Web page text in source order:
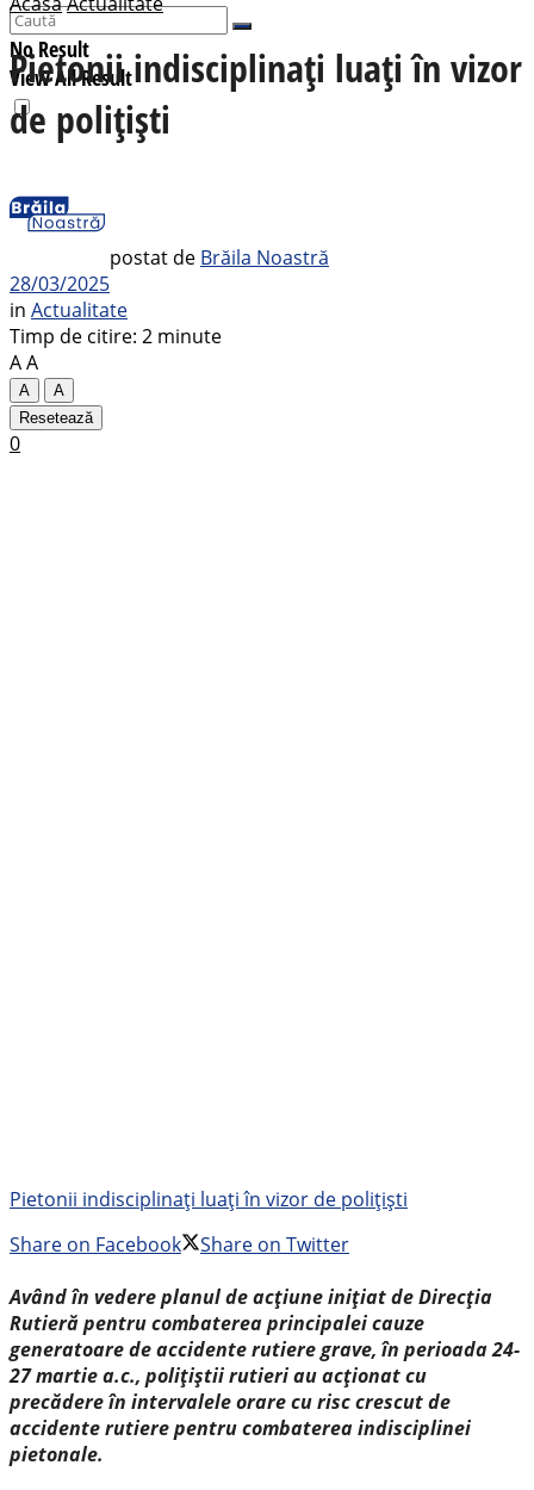
No Result
View All Result
Pietonii indisciplinați luați în vizor
de polițiști
postat de Brăila Noastră
28/03/2025
in Actualitate
Timp de citire: 2 minute
AA
A
A
Resetează
0
Pietonii indisciplinați luați în vizor de polițiști
Share on Facebook
Share on Twitter
Având în vedere planul de acțiune inițiat de Direcția
Rutieră pentru combaterea principalei cauze
generatoare de accidente rutiere grave, în perioada 24-
27 martie a.c., polițiștii rutieri au acționat cu
precădere în intervalele orare cu risc crescut de
accidente rutiere pentru combaterea indisciplinei
pietonale.